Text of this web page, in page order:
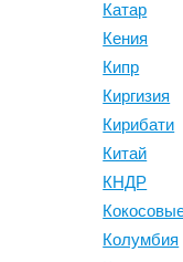
Катар
Кения
Кипр
Киргизия
Кирибати
Китай
КНДР
Колумбия